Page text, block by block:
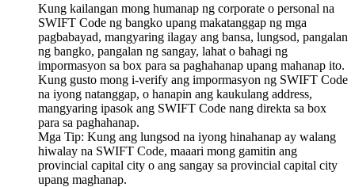
Kung kailangan mong humanap ng corporate o personal na
SWIFT Code ng bangko upang makatanggap ng mga
pagbabayad, mangyaring ilagay ang bansa, lungsod, pangalan
ng bangko, pangalan ng sangay, lahat o bahagi ng
impormasyon sa box para sa paghahanap upang mahanap ito.
Kung gusto mong i-verify ang impormasyon ng SWIFT Code
na iyong natanggap, o hanapin ang kaukulang address,
mangyaring ipasok ang SWIFT Code nang direkta sa box
para sa paghahanap.
Mga Tip: Kung ang lungsod na iyong hinahanap ay walang
hiwalay na SWIFT Code, maaari mong gamitin ang
provincial capital city o ang sangay sa provincial capital city
upang maghanap.